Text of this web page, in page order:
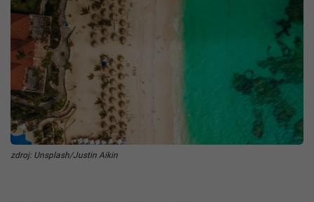
zdroj: Unsplash/Justin Aikin